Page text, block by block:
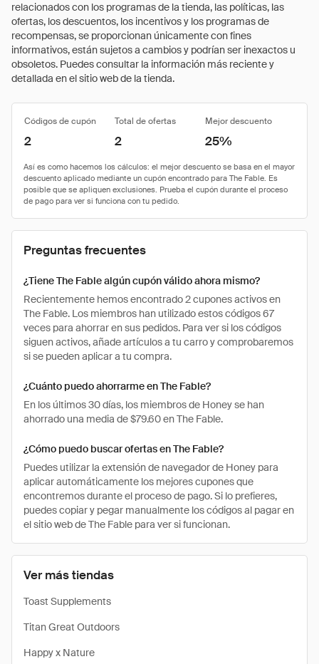
relacionados con los programas de la tienda, las políticas, las
ofertas, los descuentos, los incentivos y los programas de
recompensas, se proporcionan únicamente con fines
informativos, están sujetos a cambios y podrían ser inexactos u
obsoletos. Puedes consultar la información más reciente y
detallada en el sitio web de la tienda.
Ver más tiendas
Toast Supplements
Titan Great Outdoors
Happy x Nature
Códigos de cupón Total de ofertas Mejor descuento
2 2 25%
Preguntas frecuentes
¿Tiene The Fable algún cupón válido ahora mismo?
Recientemente hemos encontrado 2 cupones activos en
The Fable. Los miembros han utilizado estos códigos 67
veces para ahorrar en sus pedidos. Para ver si los códigos
siguen activos, añade artículos a tu carro y comprobaremos
si se pueden aplicar a tu compra.
¿Cuánto puedo ahorrarme en The Fable?
En los últimos 30 días, los miembros de Honey se han
ahorrado una media de $79.60 en The Fable.
¿Cómo puedo buscar ofertas en The Fable?
Puedes utilizar la extensión de navegador de Honey para
aplicar automáticamente los mejores cupones que
encontremos durante el proceso de pago. Si lo prefieres,
puedes copiar y pegar manualmente los códigos al pagar en
el sitio web de The Fable para ver si funcionan.